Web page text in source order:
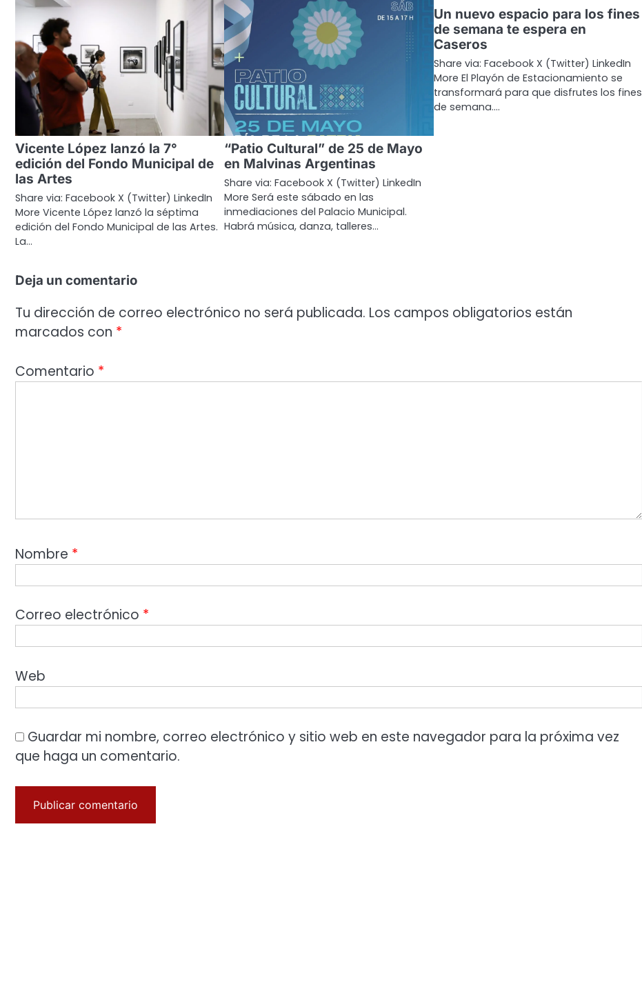
Vicente López lanzó la 7°
edición del Fondo Municipal de
las Artes
Share via: Facebook X (Twitter) LinkedIn
More Vicente López lanzó la séptima
edición del Fondo Municipal de las Artes.
La…
“Patio Cultural” de 25 de Mayo
en Malvinas Argentinas
Share via: Facebook X (Twitter) LinkedIn
More Será este sábado en las
inmediaciones del Palacio Municipal.
Habrá música, danza, talleres…
Un nuevo espacio para los fines
de semana te espera en
Caseros
Share via: Facebook X (Twitter) LinkedIn
More El Playón de Estacionamiento se
transformará para que disfrutes los fines
de semana.…
Deja un comentario
Tu dirección de correo electrónico no será publicada. Los campos obligatorios están
marcados con *
Comentario *
Nombre *
Correo electrónico *
Web
Guardar mi nombre, correo electrónico y sitio web en este navegador para la próxima vez
que haga un comentario.